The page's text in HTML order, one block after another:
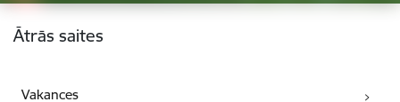
Kājene
Ātrās saites
Vakances